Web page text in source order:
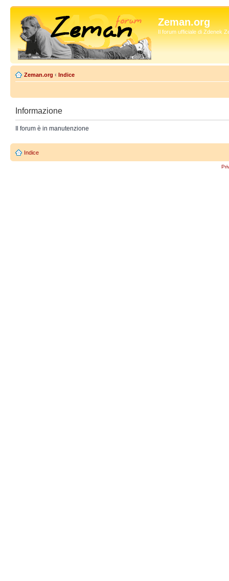
Zeman.org
Il forum ufficiale di Zdenek
Zeman.org ‹ Indice
Informazione
Il forum è in manutenzione
Indice